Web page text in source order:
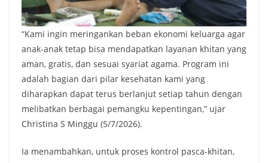
“Kami ingin meringankan beban ekonomi keluarga agar
anak-anak tetap bisa mendapatkan layanan khitan yang
aman, gratis, dan sesuai syariat agama. Program ini
adalah bagian dari pilar kesehatan kami yang
diharapkan dapat terus berlanjut setiap tahun dengan
melibatkan berbagai pemangku kepentingan,” ujar
Christina S Minggu (5/7/2026).
Ia menambahkan, untuk proses kontrol pasca-khitan,